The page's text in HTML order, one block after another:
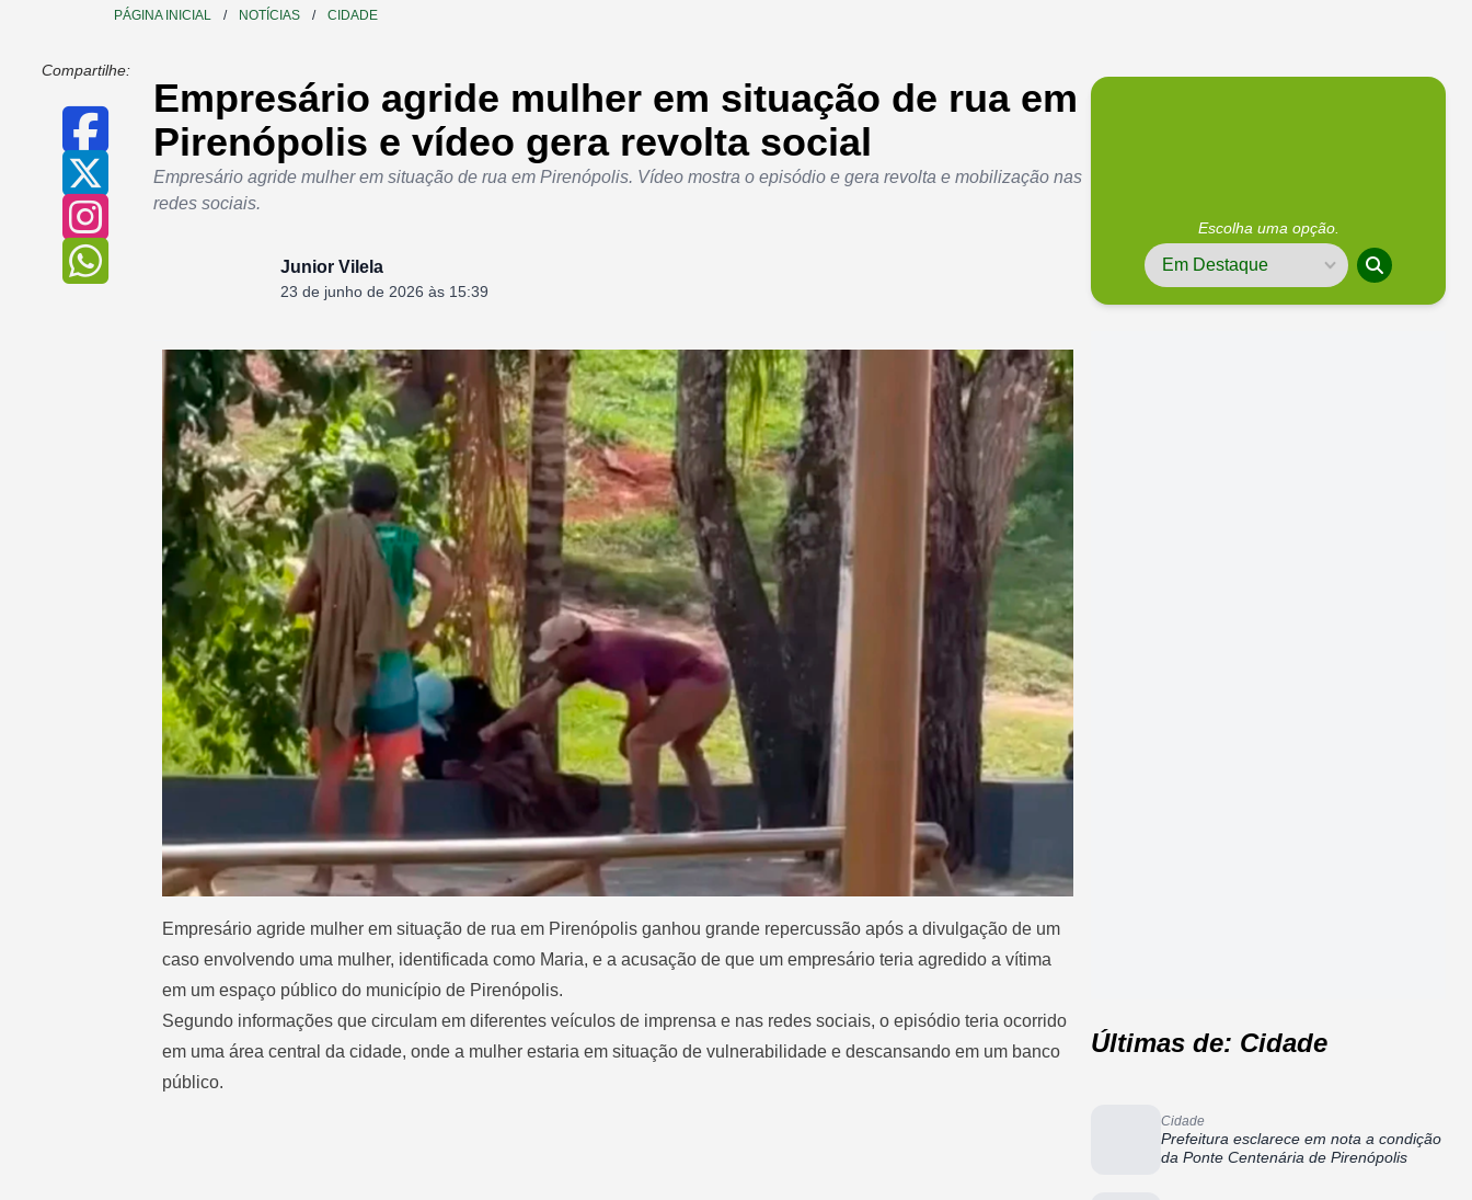
PÁGINA INICIAL / NOTÍCIAS / CIDADE
Compartilhe:
Empresário agride mulher em situação de rua em
Pirenópolis e vídeo gera revolta social
Empresário agride mulher em situação de rua em Pirenópolis. Vídeo mostra o episódio e gera revolta e mobilização nas
redes sociais.
Junior Vilela
23 de junho de 2026 às 15:39
Empresário agride mulher em situação de rua em Pirenópolis ganhou grande repercussão após a divulgação de um
caso envolvendo uma mulher, identificada como Maria, e a acusação de que um empresário teria agredido a vítima
em um espaço público do município de Pirenópolis.
Segundo informações que circulam em diferentes veículos de imprensa e nas redes sociais, o episódio teria ocorrido
em uma área central da cidade, onde a mulher estaria em situação de vulnerabilidade e descansando em um banco
público.
Escolha uma opção.
Últimas de: Cidade
Cidade
Prefeitura esclarece em nota a condição
da Ponte Centenária de Pirenópolis